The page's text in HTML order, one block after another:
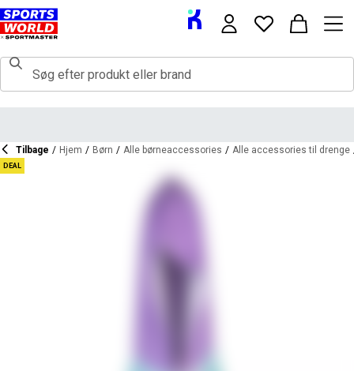
Tilbage / Hjem / Børn / Alle børneaccessories / Alle accessories til drenge
DEAL